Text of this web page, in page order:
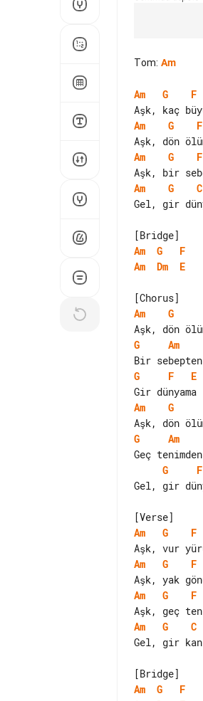
Tom: Am
Am G
F
Am
G
F
Am
G
F
Am
G
C
Gel, gir
Am
G
F
Am
Dm E
Am
G
G
Am
G
F
E
Am
G
G
Am
G
F
Gel, gir
Am
G
F
Am
G
F
Am
G
F
Am
G
C
Gel, gir
Am
G
F